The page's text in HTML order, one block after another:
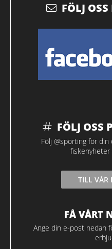
FÖLJ
FÖLJ OSS
Följ @sporting för din
fiskenyheter
TILL VÅR
FÅ VÅRT
Ange din e-post nedan